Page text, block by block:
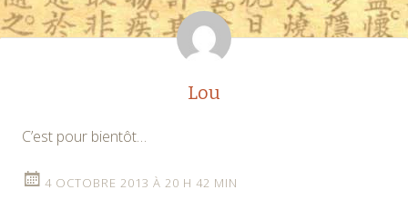
Lou
C’est pour bientôt…
4 OCTOBRE 2013 À 20 H 42 MIN